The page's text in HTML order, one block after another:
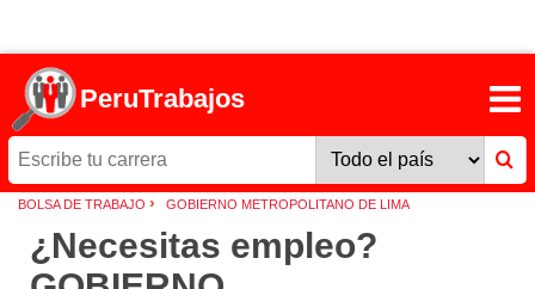
PeruTrabajos
BOLSA DE TRABAJO › GOBIERNO METROPOLITANO DE LIMA
¿Necesitas empleo?